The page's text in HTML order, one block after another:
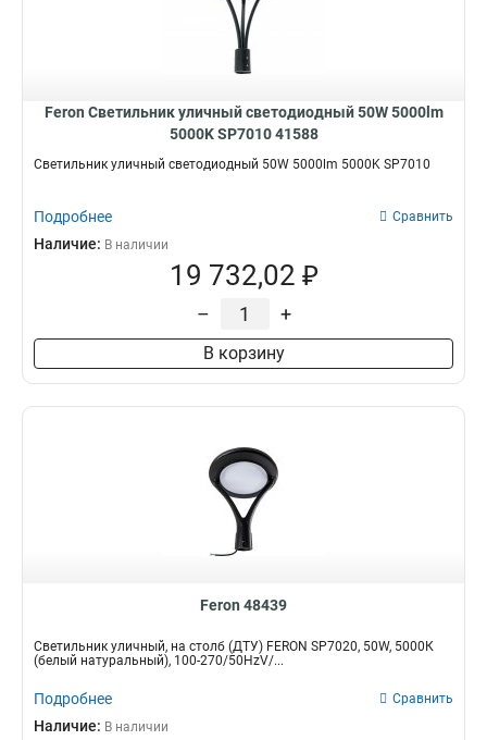
Feron Светильник уличный светодиодный 50W 5000lm
5000K SP7010 41588
Светильник уличный светодиодный 50W 5000lm 5000K SP7010
Подробнее Сравнить
Наличие: В наличии
19 732,02 ₽
– +
В корзину
Feron 48439
Светильник уличный, на столб (ДТУ) FERON SP7020, 50W, 5000К
(белый натуральный), 100-270/50HzV/...
Подробнее Сравнить
Наличие: В наличии